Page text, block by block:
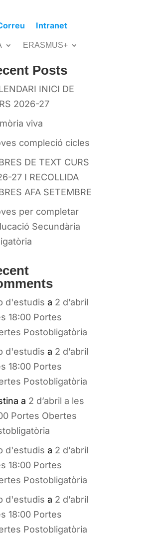
ERASMUS+
Intranet
Posts
INICI DE
2026-27
viva
compleció cicles
DE TEXT CURS
27 I RECOLLIDA
AFA SETEMBRE
per completar
Secundària
d'estudis a 2 d’abril
18:00 Portes
Postobligatòria
d'estudis a 2 d’abril
18:00 Portes
Postobligatòria
a 2 d’abril a les
Portes Obertes
d'estudis a 2 d’abril
18:00 Portes
Postobligatòria
d'estudis a 2 d’abril
18:00 Portes
Postobligatòria